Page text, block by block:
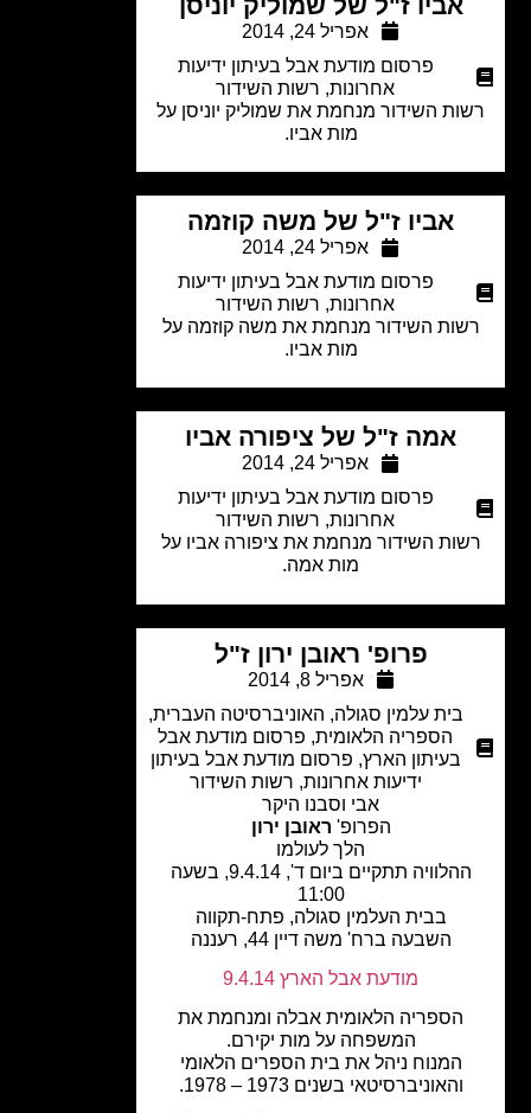
אפריל 24, 2014
פרסום מודעת אבל בעיתון ידיעות
אחרונות,רשות השידור
השידור מנחמת את שמוליק יוניסן על
מות אביו.
אביו ז"ל של משה קוזמה
אפריל 24, 2014
פרסום מודעת אבל בעיתון ידיעות
אחרונות,רשות השידור
השידור מנחמת את משה קוזמה על
מות אביו.
אמה ז"ל של ציפורה אביו
אפריל 24, 2014
פרסום מודעת אבל בעיתון ידיעות
אחרונות,רשות השידור
השידור מנחמת את ציפורה אביו על
מות אמה.
פרופ' ראובן ירון ז"ל
אפריל 8, 2014
בית עלמין סגולה, האוניברסיטה העברית,
הספריה הלאומית,פרסום מודעת אבל
בעיתון הארץ,פרסום מודעת אבל בעיתון
ידיעות אחרונות,רשות השידור
אבי וסבנו היקר
ראובן ירון
הלך לעולמו
ההלוויה תתקיים ביום ד', 9.4.14, בשעה
בבית העלמין סגולה, פתח-תקווה
השבעה ברח' משה דיין 44, רעננה
מודעת אבל הארץ 9.4.14
הספריה הלאומית אבלה ומנחמת את
המשפחה על מות יקירם.
המנוח ניהל את בית הספרים הלאומי
והאוניברסיטאי בשנים 1973 – 1978.